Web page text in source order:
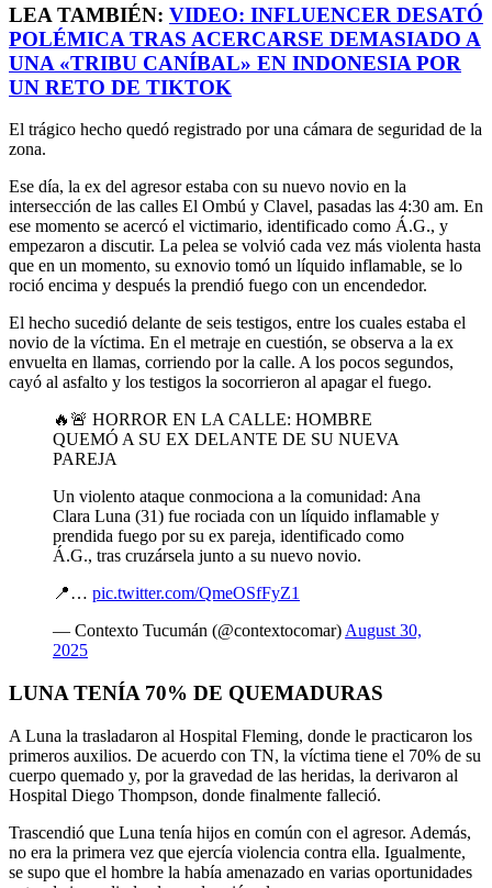
LEA TAMBIÉN: VIDEO: INFLUENCER DESATÓ
POLÉMICA TRAS ACERCARSE DEMASIADO A
UNA «TRIBU CANÍBAL» EN INDONESIA POR
UN RETO DE TIKTOK
El trágico hecho quedó registrado por una cámara de seguridad de la
zona.
Ese día, la ex del agresor estaba con su nuevo novio en la
intersección de las calles El Ombú y Clavel, pasadas las 4:30 am. En
ese momento se acercó el victimario, identificado como Á.G., y
empezaron a discutir. La pelea se volvió cada vez más violenta hasta
que en un momento, su exnovio tomó un líquido inflamable, se lo
roció encima y después la prendió fuego con un encendedor.
El hecho sucedió delante de seis testigos, entre los cuales estaba el
novio de la víctima. En el metraje en cuestión, se observa a la ex
envuelta en llamas, corriendo por la calle. A los pocos segundos,
cayó al asfalto y los testigos la socorrieron al apagar el fuego.
🔥🚨 HORROR EN LA CALLE: HOMBRE
QUEMÓ A SU EX DELANTE DE SU NUEVA
PAREJA
Un violento ataque conmociona a la comunidad: Ana
Clara Luna (31) fue rociada con un líquido inflamable y
prendida fuego por su ex pareja, identificado como
Á.G., tras cruzársela junto a su nuevo novio.
📍… pic.twitter.com/QmeOSfFyZ1
— Contexto Tucumán (@contextocomar) August 30,
2025
LUNA TENÍA 70% DE QUEMADURAS
A Luna la trasladaron al Hospital Fleming, donde le practicaron los
primeros auxilios. De acuerdo con TN, la víctima tiene el 70% de su
cuerpo quemado y, por la gravedad de las heridas, la derivaron al
Hospital Diego Thompson, donde finalmente falleció.
Trascendió que Luna tenía hijos en común con el agresor. Además,
no era la primera vez que ejercía violencia contra ella. Igualmente,
se supo que el hombre la había amenazado en varias oportunidades